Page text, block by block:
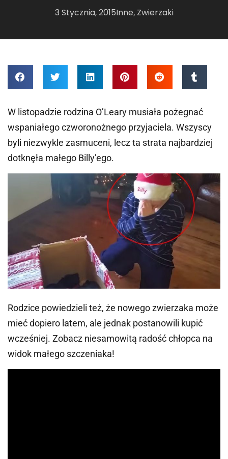
3 Stycznia, 2015Inne, Zwierzaki
W listopadzie rodzina O’Leary musiała pożegnać
wspaniałego czworonożnego przyjaciela. Wszyscy
byli niezwykle zasmuceni, lecz ta strata najbardziej
dotknęła małego Billy’ego.
Rodzice powiedzieli też, że nowego zwierzaka może
mieć dopiero latem, ale jednak postanowili kupić
wcześniej. Zobacz niesamowitą radość chłopca na
widok małego szczeniaka!